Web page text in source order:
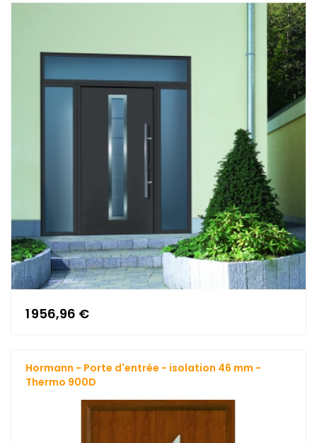
1 956,96 €
Hormann - Porte d'entrée - isolation 46 mm -
Thermo 900D